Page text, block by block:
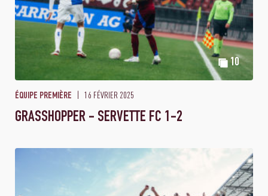
10
ÉQUIPE PREMIÈRE 16 FÉVRIER 2025
GRASSHOPPER - SERVETTE FC 1-2